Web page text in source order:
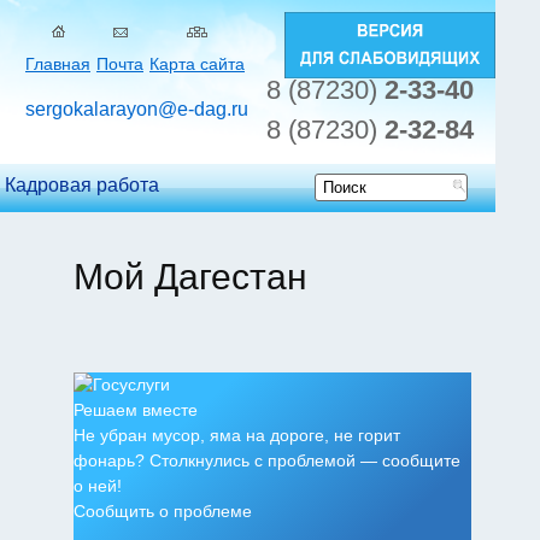
Главная Почта Карта сайта
sergokalarayon@e-dag.ru
8 (87230) 2-33-40
8 (87230) 2-32-84
Кадровая работа
Форма
Мой Дагестан
Решаем вместе
Не убран мусор, яма на дороге, не горит
фонарь? Столкнулись с проблемой — сообщите
о ней!
Сообщить о проблеме